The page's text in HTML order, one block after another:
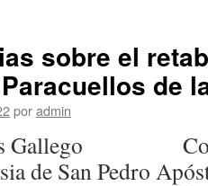
provincia
de
Calatayud
trienio
liberal»
sobre el
de
poradmin
Gallego
de San Pedro